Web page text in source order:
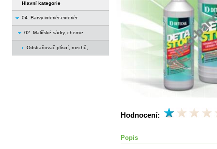
Hlavní kategorie
04. Barvy interiér-exteriér
02. Malířské sádry, chemie
Odstraňovač plísní, mechů,
Hodnocení:
Popis